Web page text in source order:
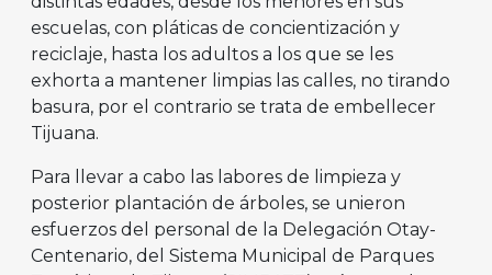
escuelas, con pláticas de concientización y
reciclaje, hasta los adultos a los que se les
exhorta a mantener limpias las calles, no tirando
basura, por el contrario se trata de embellecer
Tijuana.
Para llevar a cabo las labores de limpieza y
posterior plantación de árboles, se unieron
esfuerzos del personal de la Delegación Otay-
Centenario, del Sistema Municipal de Parques